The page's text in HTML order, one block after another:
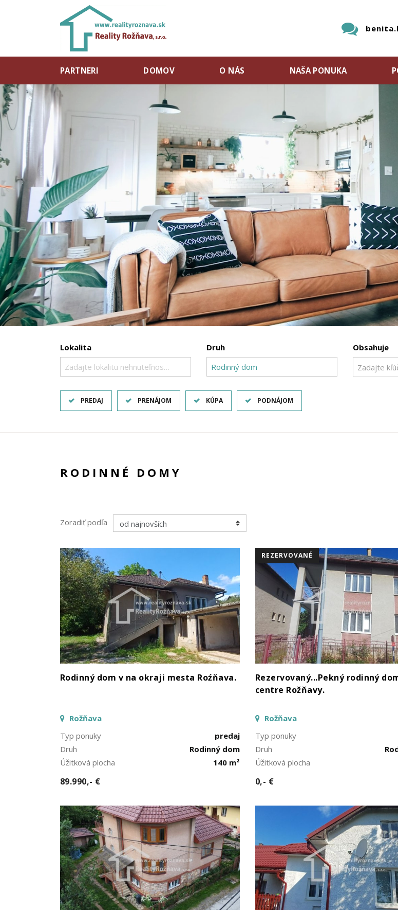
PARTNERI DOMOV O NÁS NAŠA PONUKA
Lokalita
Zadajte lokalitu nehnuteľnosti ..
Druh
Rodinný dom
Obsahuje
PREDAJ PRENÁJOM KÚPA PODNÁJOM
RODINNÉ DOMY
Zoradiť podľa
Rodinný dom v na okraji mesta Roźňava.
Rožňava
Typ ponuky
predaj
Druh
Rodinný dom
Úžitková plocha
140 m²
89.990,- €
REZERVOVANÉ
Rezervovaný...Pekný rodinný
centre Rožňavy.
Rožňava
Typ ponuky
Druh
Úžitková plocha
0,- €